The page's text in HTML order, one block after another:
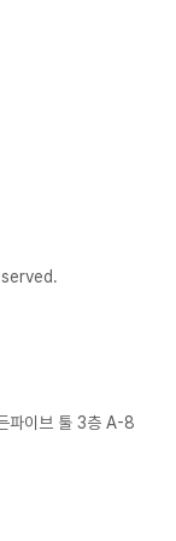
파이브 툴 3층 A-8